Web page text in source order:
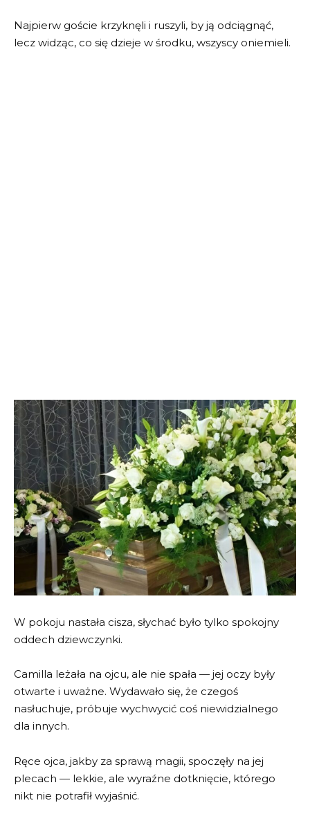
Najpierw goście krzyknęli i ruszyli, by ją odciągnąć,
lecz widząc, co się dzieje w środku, wszyscy oniemieli.
W pokoju nastała cisza, słychać było tylko spokojny
oddech dziewczynki.
Camilla leżała na ojcu, ale nie spała — jej oczy były
otwarte i uważne. Wydawało się, że czegoś
nasłuchuje, próbuje wychwycić coś niewidzialnego
dla innych.
Ręce ojca, jakby za sprawą magii, spoczęły na jej
plecach — lekkie, ale wyraźne dotknięcie, którego
nikt nie potrafił wyjaśnić.